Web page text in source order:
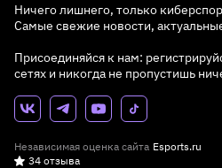
Ничего лишнего, только
Самые свежие новости,
Присоединяйся к нам:
сетях и никогда не пропустишь
Независимая оценка сайта Esports.ru
34 отзыва